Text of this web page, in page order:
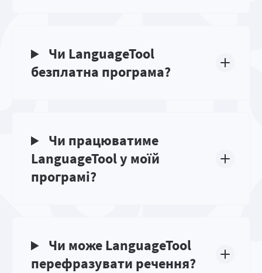
Чи LanguageTool
безплатна програма?
Чи працюватиме
LanguageTool у моїй
програмі?
Чи може LanguageTool
перефразувати речення?